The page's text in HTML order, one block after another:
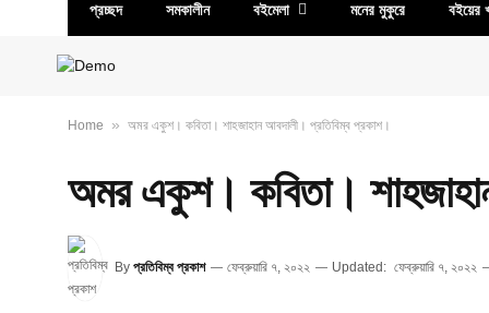
প্রচ্ছদ সমকালীন বইমেলা মনের মুকুরে বইয়ের
Home » অমর একুশ। কবিতা। শাহজাহান আবদালী। প্রতিবিম্ব প্রকাশ।
অমর একুশ। কবিতা।
By প্রতিবিম্ব প্রকাশ ফেব্রুয়ারি ৭, ২০২২ Updated: ফেব্রুয়ারি ৭, ২০২২